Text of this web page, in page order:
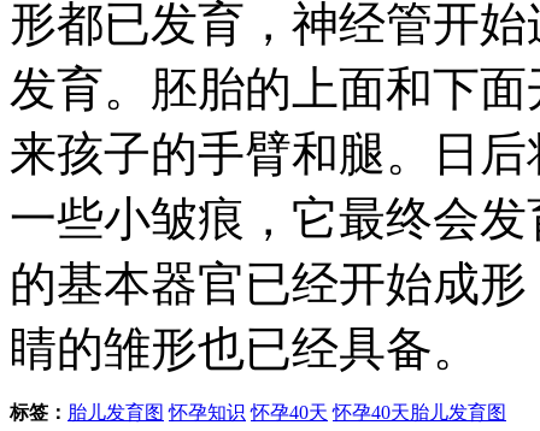
形都已发育，神经管开
发育。胚胎的上面和下
来孩子的手臂和腿。日
一些小皱痕，它最终会
的基本器官已经开始成
睛的雏形也已经具备。
标签： 胎儿发育图 怀孕知识 怀孕40天 怀孕40天胎儿发育图